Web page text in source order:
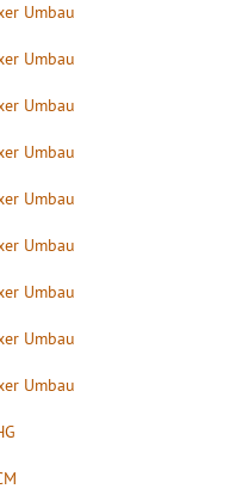
Umbau
Umbau
Umbau
Umbau
Umbau
Umbau
Umbau
Umbau
Umbau